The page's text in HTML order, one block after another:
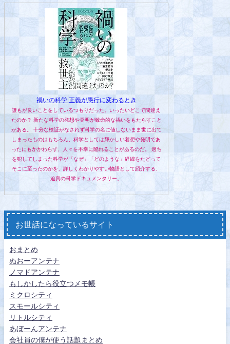
禍いの科学 正義が愚行に変わるとき
誰もが良いことをしているつもりだった。いったいどこで間違え
たのか？ 新たな科学の発想や発明が致命的な禍いをもたらすこと
がある。 十分な検証がなされず科学の名に値しないまま世に出て
しまったものはもちろん、科学としては輝かしい着想や発明であ
ったにもかかわらず、人々を不幸に陥れることがあるのだ。 過ち
を犯してしまった科学が「なぜ」「どのような」経緯をたどって
そこに至ったのかを、詳しくわかりやすい物語として紹介する、
迫真の科学ドキュメンタリー。
お世話になっているサイト
おまとめ
ぬおーアンテナ
ノマドアンテナ
もしかしたら役立つメモ帳
ミクロシティ
スモールシティ
リトルシティ
あぼーんアンテナ
会社員の僕が使う話題まとめ